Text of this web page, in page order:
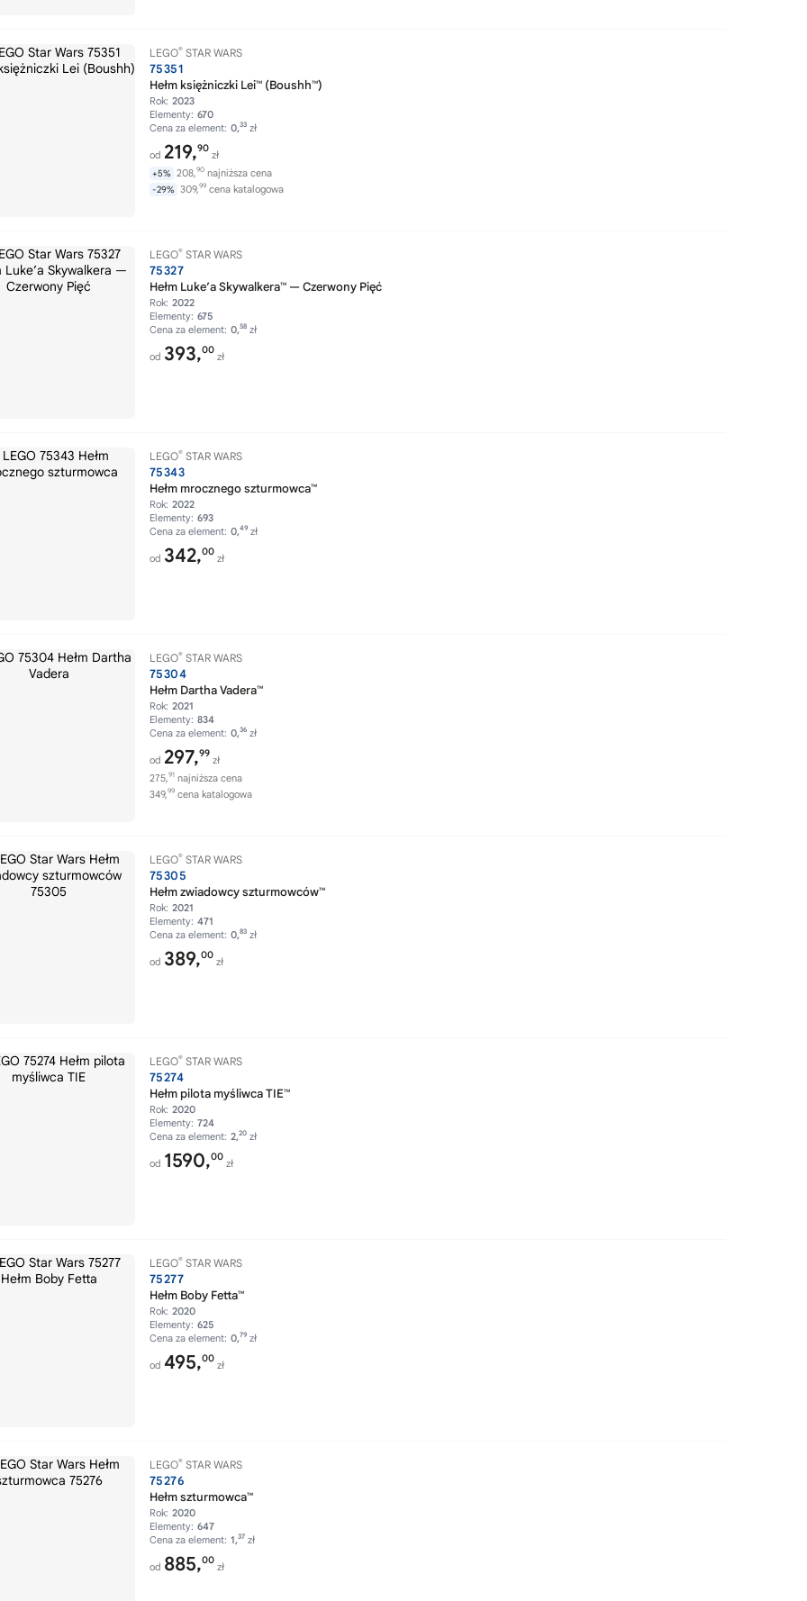
LEGO® STAR WARS
75351
Hełm księżniczki Lei™ (Boushh™)
Rok: 2023
Elementy: 670
Cena za element: 0,33 zł
od 219,90
zł
+5% 208,90 najniższa cena
-29% 309,99 cena katalogowa
LEGO® STAR WARS
75327
Hełm Luke’a Skywalkera™ — Czerwony Pięć
Rok: 2022
Elementy: 675
Cena za element: 0,58 zł
od 393,00
zł
LEGO® STAR WARS
75343
Hełm mrocznego szturmowca™
Rok: 2022
Elementy: 693
Cena za element: 0,49 zł
od 342,00
zł
LEGO® STAR WARS
75304
Hełm Dartha Vadera™
Rok: 2021
Elementy: 834
Cena za element: 0,36 zł
od 297,99
zł
275,91 najniższa cena
349,99 cena katalogowa
LEGO® STAR WARS
75305
Hełm zwiadowcy szturmowców™
Rok: 2021
Elementy: 471
Cena za element: 0,83 zł
od 389,00
zł
LEGO® STAR WARS
75274
Hełm pilota myśliwca TIE™
Rok: 2020
Elementy: 724
Cena za element: 2,20 zł
od 1590,00
zł
LEGO® STAR WARS
75277
Hełm Boby Fetta™
Rok: 2020
Elementy: 625
Cena za element: 0,79 zł
od 495,00
zł
LEGO® STAR WARS
75276
Hełm szturmowca™
Rok: 2020
Elementy: 647
Cena za element: 1,37 zł
od 885,00
zł